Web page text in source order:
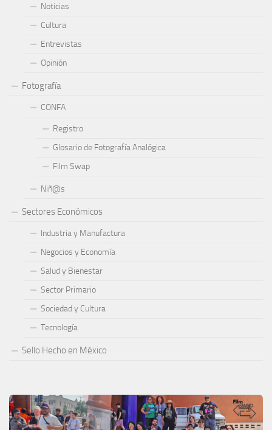
Noticias
Cultura
Entrevistas
Opinión
Fotografía
CONFA
Registro
Glosario de Fotografía Analógica
Film Swap
Niñ@s
Sectores Económicos
Industria y Manufactura
Negocios y Economía
Salud y Bienestar
Sector Primario
Sociedad y Cultura
Tecnología
Sello Hecho en México